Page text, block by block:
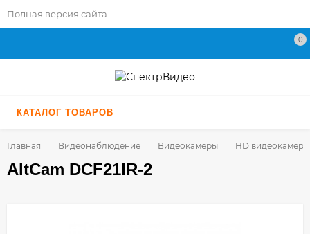
Полная версия сайта
0
КАТАЛОГ ТОВАРОВ
Главная Видеонаблюдение Видеокамеры HD видеокамеры
AltCam DCF21IR-2